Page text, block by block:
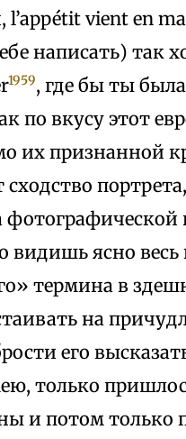
l’appétit vient en
написать) так
1959, где бы ты была
по вкусу этот
их признанной
фотографической
видишь ясно
термина в
на
его
только
и потом только